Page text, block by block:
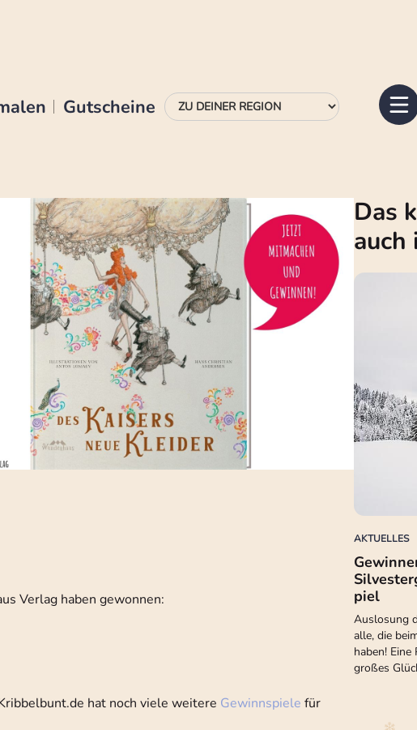
Gutscheine
Verlag haben gewonnen:
hat noch viele weitere Gewinnspiele für
Das
auch
AKTUELLES
piel
Auslosung
alle, die
haben!
großes